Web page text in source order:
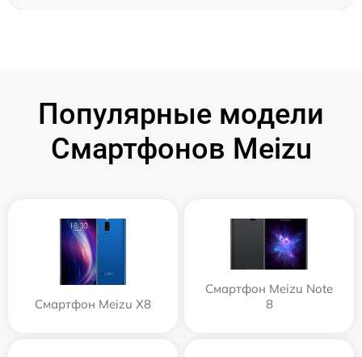
Популярные модели
Смартфонов Meizu
Смартфон Meizu X8
Смартфон Meizu Note
8